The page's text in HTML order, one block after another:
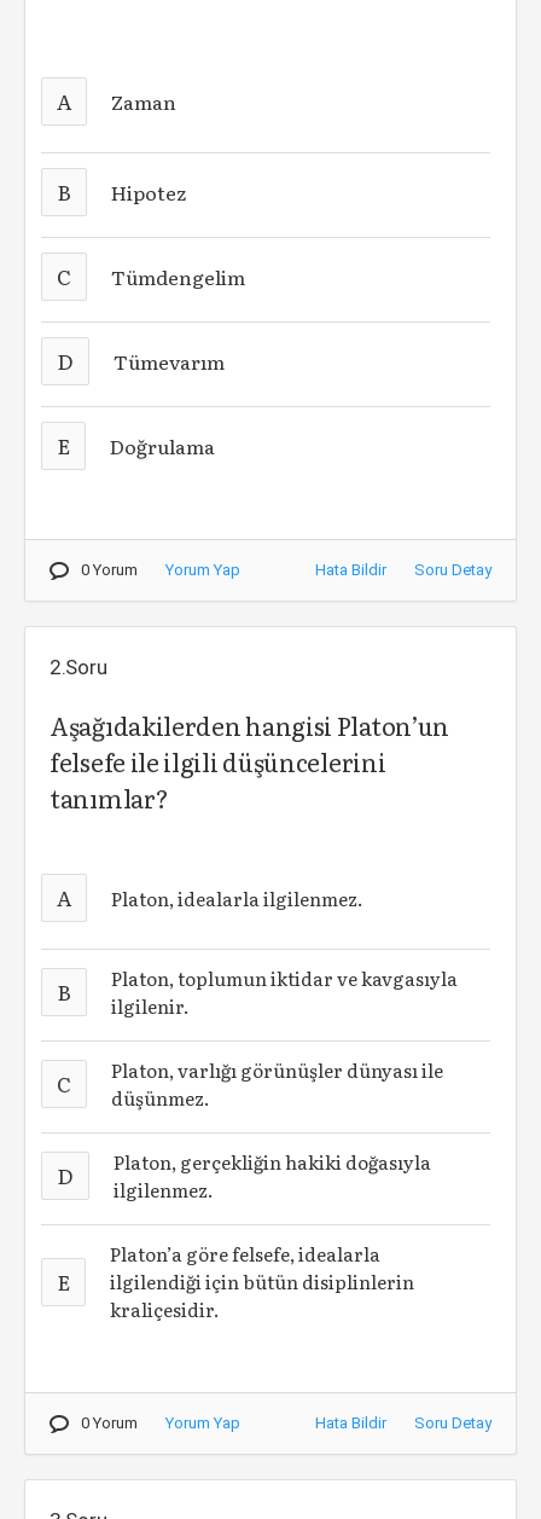
A Zaman
B Hipotez
C Tümdengelim
D Tümevarım
E Doğrulama
0 Yorum Yorum Yap Hata Bildir Soru Detay
2.Soru
Aşağıdakilerden hangisi Platon’un
felsefe ile ilgili düşüncelerini
tanımlar?
A Platon, idealarla ilgilenmez.
B
Platon, toplumun iktidar ve kavgasıyla
ilgilenir.
C
Platon, varlığı görünüşler dünyası ile
düşünmez.
D
Platon, gerçekliğin hakiki doğasıyla
ilgilenmez.
E
Platon’a göre felsefe, idealarla
ilgilendiği için bütün disiplinlerin
kraliçesidir.
0 Yorum Yorum Yap Hata Bildir Soru Detay